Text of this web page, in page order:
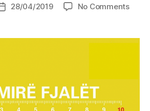
Post28/04/2019 No Commentson
urta